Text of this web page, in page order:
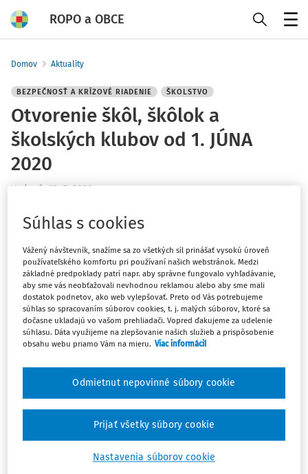
ROPO a OBCE
Domov Aktuality
BEZPEČNOSŤ A KRÍZOVÉ RIADENIE ŠKOLSTVO
Otvorenie škôl, škôlok a
školských klubov od 1. JÚNA
2020
Vydané
18. 5. 2020
Od 1. 6. 2020 sa otvoria všetky škôlky, vrátane
špeciálnych, pričom na jednu triedu pripadne najviac 15
detí.
Taktiež môžu zriaďovatelia otvoriť základné školy, a to 1.
až 5. ročník, vrátane špeciálnych, pričom v jednej triede
bude môcť byť najviac 20 detí, rovnako sa budú môcť
otvoriť aj školské kluby.
Návrat do výchovno-vzdelávacích zariadení bude
dobrovoľný, rodičia sa teda budú môcť rozhodnúť nechať
deti aj naďalej doma.
Organizácia a podmienky výchovy a vzdelávania
materských škôl do konca školského roku 2019/2020
Súhlas s cookies
Vážený návštevník, snažíme sa zo všetkých síl prinášať vysokú úroveň
používateľského komfortu pri používaní našich webstránok. Medzi
základné predpoklady patrí napr. aby správne fungovalo vyhľadávanie,
aby sme vás neobťažovali nevhodnou reklamou alebo aby sme mali
dostatok podnetov, ako web vylepšovať. Preto od Vás potrebujeme
súhlas so spracovaním súborov cookies, t. j. malých súborov, ktoré sa
dočasne ukladajú vo vašom prehliadači. Vopred ďakujeme za udelenie
súhlasu. Dáta využijeme na zlepšovanie našich služieb a prispôsobenie
obsahu webu priamo Vám na mieru. Viac informácií
Nastavenia súborov cookie
Odmietnut nepovinné súbory cookie
Prijať všetky súbory cookie